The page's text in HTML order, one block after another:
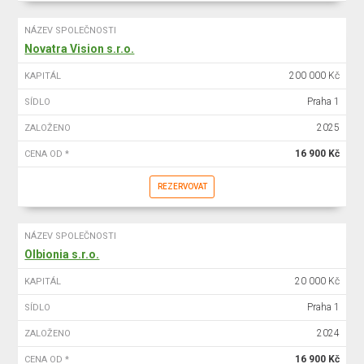
NÁZEV SPOLEČNOSTI
Novatra Vision s.r.o.
KAPITÁL 200 000 Kč
SÍDLO Praha 1
ZALOŽENO 2025
CENA OD * 16 900 Kč
REZERVOVAT
NÁZEV SPOLEČNOSTI
Olbionia s.r.o.
KAPITÁL 20 000 Kč
SÍDLO Praha 1
ZALOŽENO 2024
CENA OD * 16 900 Kč